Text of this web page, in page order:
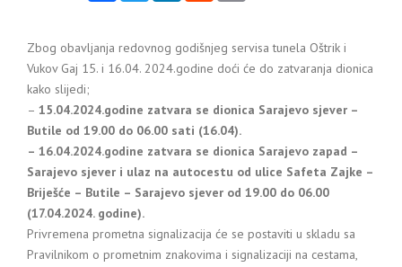
Zbog obavljanja redovnog godišnjeg servisa tunela Oštrik i
Vukov Gaj 15. i 16.04. 2024.godine doći će do zatvaranja dionica
kako slijedi;
– 15.04.2024.godine zatvara se dionica Sarajevo sjever –
Butile od 19.00 do 06.00 sati (16.04).
– 16.04.2024.godine zatvara se dionica Sarajevo zapad –
Sarajevo sjever i ulaz na autocestu od ulice Safeta Zajke –
Briješće – Butile – Sarajevo sjever od 19.00 do 06.00
(17.04.2024. godine).
Privremena prometna signalizacija će se postaviti u skladu sa
Pravilnikom o prometnim znakovima i signalizaciji na cestama,